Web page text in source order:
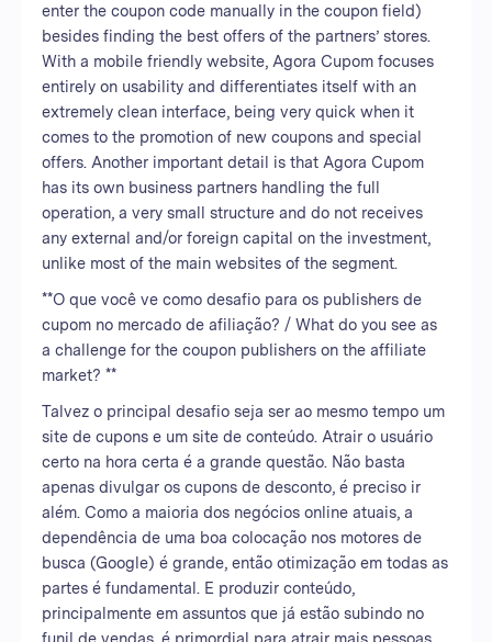
enter the coupon code manually in the coupon field)
besides finding the best offers of the partners’ stores.
With a mobile friendly website, Agora Cupom focuses
entirely on usability and differentiates itself with an
extremely clean interface, being very quick when it
comes to the promotion of new coupons and special
offers. Another important detail is that Agora Cupom
has its own business partners handling the full
operation, a very small structure and do not receives
any external and/or foreign capital on the investment,
unlike most of the main websites of the segment.
**O que você ve como desafio para os publishers de
cupom no mercado de afiliação? / What do you see as
a challenge for the coupon publishers on the affiliate
market? **
Talvez o principal desafio seja ser ao mesmo tempo um
site de cupons e um site de conteúdo. Atrair o usuário
certo na hora certa é a grande questão. Não basta
apenas divulgar os cupons de desconto, é preciso ir
além. Como a maioria dos negócios online atuais, a
dependência de uma boa colocação nos motores de
busca (Google) é grande, então otimização em todas as
partes é fundamental. E produzir conteúdo,
principalmente em assuntos que já estão subindo no
funil de vendas, é primordial para atrair mais pessoas